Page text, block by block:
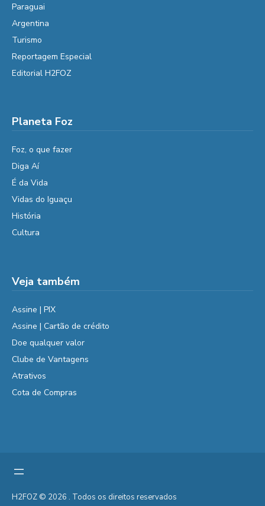
Paraguai
Argentina
Turismo
Reportagem Especial
Editorial H2FOZ
Planeta Foz
Foz, o que fazer
Diga Aí
É da Vida
Vidas do Iguaçu
História
Cultura
Veja também
Assine | PIX
Assine | Cartão de crédito
Doe qualquer valor
Clube de Vantagens
Atrativos
Cota de Compras
H2FOZ © 2026 . Todos os direitos reservados